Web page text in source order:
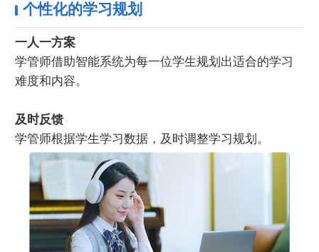
个性化的学习规划
一人一方案
学管师借助智能系统为每一位学生规划出适合的学习
难度和内容。
及时反馈
学管师根据学生学习数据，及时调整学习规划。